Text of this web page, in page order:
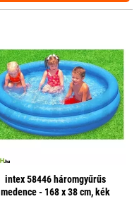
intex 58446 háromgyűrűs
medence - 168 x 38 cm, kék